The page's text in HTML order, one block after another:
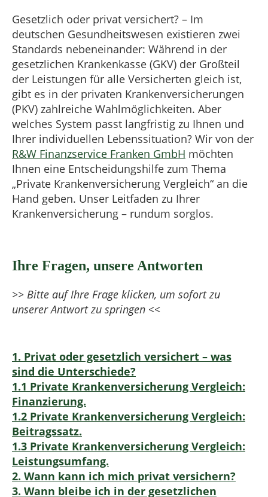
Gesetzlich oder privat versichert? – Im
deutschen Gesundheitswesen existieren zwei
Standards nebeneinander: Während in der
gesetzlichen Krankenkasse (GKV) der Großteil
der Leistungen für alle Versicherten gleich ist,
gibt es in der privaten Krankenversicherungen
(PKV) zahlreiche Wahlmöglichkeiten. Aber
welches System passt langfristig zu Ihnen und
Ihrer individuellen Lebenssituation? Wir von der
R&W Finanzservice Franken GmbH möchten
Ihnen eine Entscheidungshilfe zum Thema
„Private Krankenversicherung Vergleich“ an die
Hand geben. Unser Leitfaden zu Ihrer
Krankenversicherung – rundum sorglos.
Ihre Fragen, unsere Antworten
>> Bitte auf Ihre Frage klicken, um sofort zu
unserer Antwort zu springen <<
1. Privat oder gesetzlich versichert – was
sind die Unterschiede?
1.1 Private Krankenversicherung Vergleich:
Finanzierung.
1.2 Private Krankenversicherung Vergleich:
Beitragssatz.
1.3 Private Krankenversicherung Vergleich:
Leistungsumfang.
2. Wann kann ich mich privat versichern?
3. Wann bleibe ich in der gesetzlichen